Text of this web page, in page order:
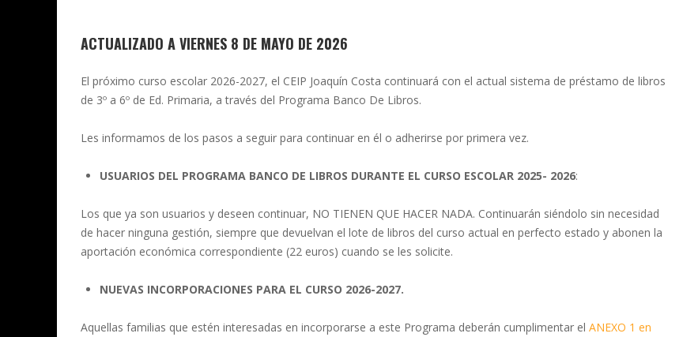
ACTUALIZADO A VIERNES 8 DE MAYO DE 2026
El próximo curso escolar 2026-2027, el CEIP Joaquín Costa continuará con el actual sistema de préstamo de libros
de 3º a 6º de Ed. Primaria, a través del Programa Banco De Libros.
Les informamos de los pasos a seguir para continuar en él o adherirse por primera vez.
USUARIOS DEL PROGRAMA BANCO DE LIBROS DURANTE EL CURSO ESCOLAR 2025- 2026:
Los que ya son usuarios y deseen continuar, NO TIENEN QUE HACER NADA. Continuarán siéndolo sin necesidad
de hacer ninguna gestión, siempre que devuelvan el lote de libros del curso actual en perfecto estado y abonen la
aportación económica correspondiente (22 euros) cuando se les solicite.
NUEVAS INCORPORACIONES PARA EL CURSO 2026-2027.
Aquellas familias que estén interesadas en incorporarse a este Programa deberán cumplimentar el ANEXO 1 en